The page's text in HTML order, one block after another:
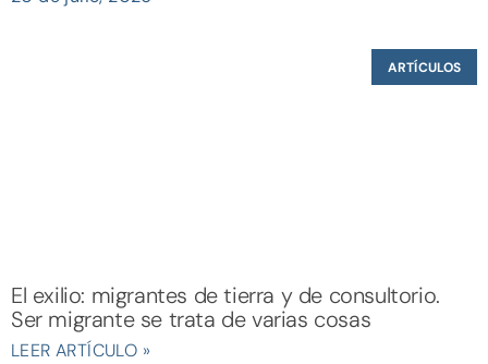
ARTÍCULOS
El exilio: migrantes de tierra y de consultorio.
Ser migrante se trata de varias cosas
LEER ARTÍCULO »